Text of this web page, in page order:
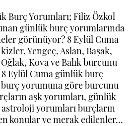
Burç Yorumları; Filiz Özkol
günlük burç yorumlarında
görünüyor? 8 Eylül Cuma
Yengeç, Aslan, Başak,
Kova ve Balık burcunu
Eylül Cuma günlük burç
yorumuna göre burcunu
aşk yorumları, günlük
yorumları burçların
konular ve merak edilenler…